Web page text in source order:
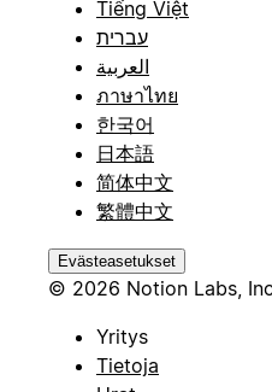
Tiếng Việt
עברית
العربية
ภาษาไทย
한국어
日本語
简体中文
繁體中文
Evästeasetukset
© 2026 Notion Labs,
Yritys
Tietoja